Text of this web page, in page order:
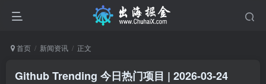
首页 新闻资讯 正文
Github Trending 今日热门项目 | 2026-03-24